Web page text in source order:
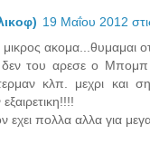
19 Μαΐου 2012
μικρος ακομα...θυμαμαι
του αρεσε ο Μπομπ
κλπ. μεχρι και
εχει πολλα αλλα για